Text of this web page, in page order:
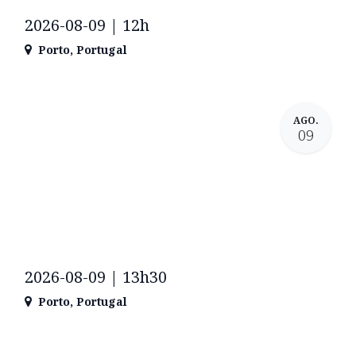
2026-08-09 | 12h
Porto, Portugal
AGO.
09
2026-08-09 | 13h30
Porto, Portugal